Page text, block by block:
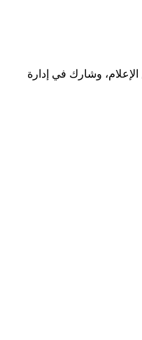
وشارك في إدارة